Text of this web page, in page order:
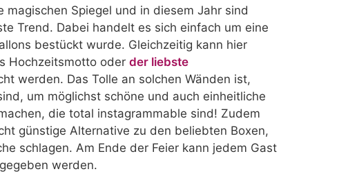
magischen Spiegel und in diesem Jahr sind
Trend. Dabei handelt es sich einfach um eine
bestückt wurde. Gleichzeitig kann hier
Hochzeitsmotto oder der liebste
werden. Das Tolle an solchen Wänden ist,
um möglichst schöne und auch einheitliche
die total instagrammable sind! Zudem
günstige Alternative zu den beliebten Boxen,
schlagen. Am Ende der Feier kann jedem Gast
werden.